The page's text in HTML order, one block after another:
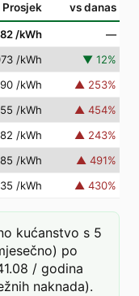
Prosjek vs danas
/kWh
—
/kWh ▼ 12%
/kWh ▲ 253%
/kWh ▲ 454%
/kWh ▲ 243%
/kWh ▲ 491%
/kWh ▲ 430%
kućanstvo s 5
po
/ godina
naknada).